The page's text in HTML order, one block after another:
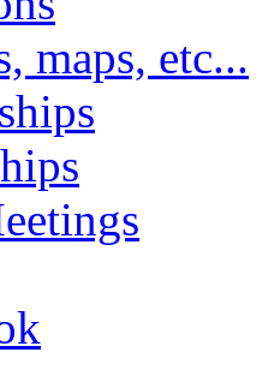
maps, etc...